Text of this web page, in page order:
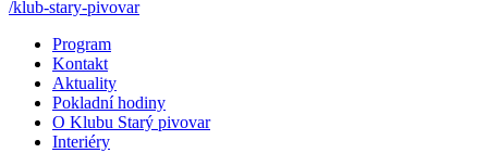
/klub-stary-pivovar
Program
Kontakt
Aktuality
Pokladní hodiny
O Klubu Starý pivovar
Interiéry